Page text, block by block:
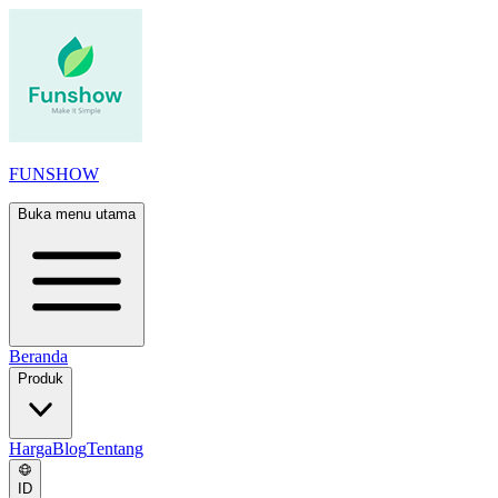
FUNSHOW
Buka menu utama
Beranda
Produk
HargaBlogTentang
ID